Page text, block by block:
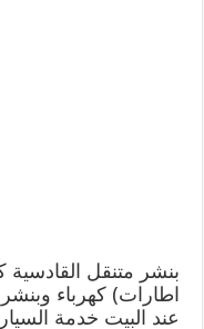
بنشر متنقل القادسية
اطارات) كهرباء
عند البيت خدمة